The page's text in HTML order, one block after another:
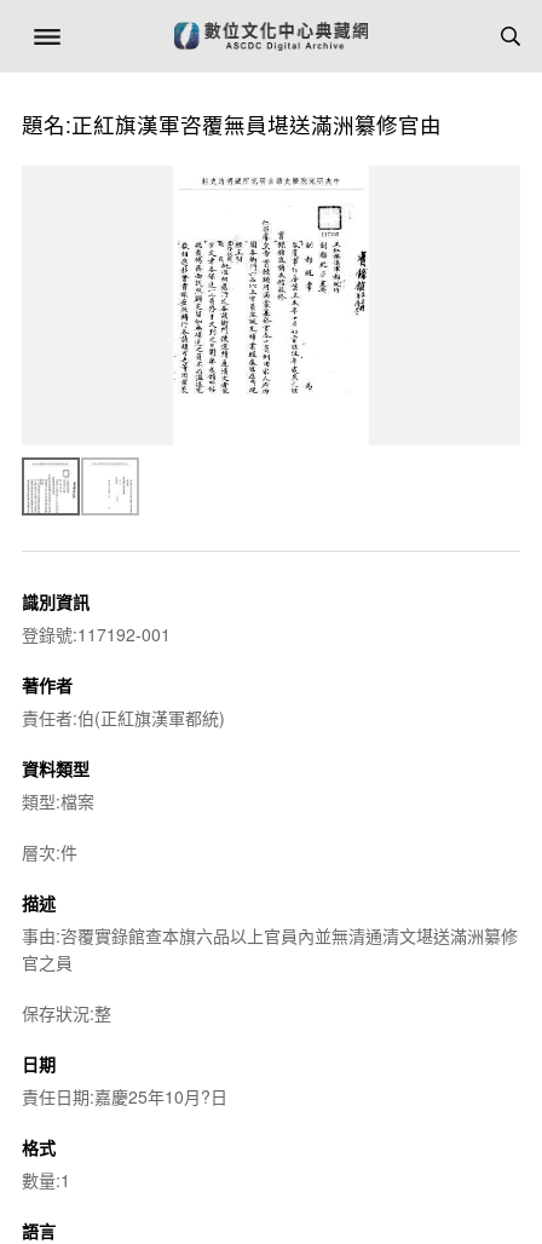
題名:正紅旗漢軍咨覆無員堪送滿洲纂修官由
識別資訊
登錄號:117192-001
著作者
責任者:伯(正紅旗漢軍都統)
資料類型
類型:檔案
層次:件
描述
事由:咨覆實錄館查本旗六品以上官員內並無清通清文堪送滿洲纂修
官之員
保存狀況:整
日期
責任日期:嘉慶25年10月?日
格式
數量:1
語言